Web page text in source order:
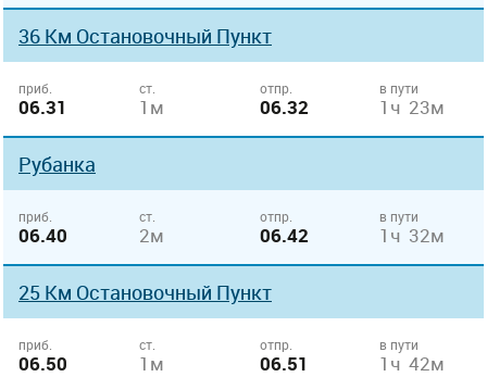
36 Км Остановочный Пункт
приб.
06.31
ст.
1м
отпр.
06.32
в пути
1ч 23м
Рубанка
приб.
06.40
ст.
2м
отпр.
06.42
в пути
1ч 32м
25 Км Остановочный Пункт
приб.
06.50
ст.
1м
отпр.
06.51
в пути
1ч 42м